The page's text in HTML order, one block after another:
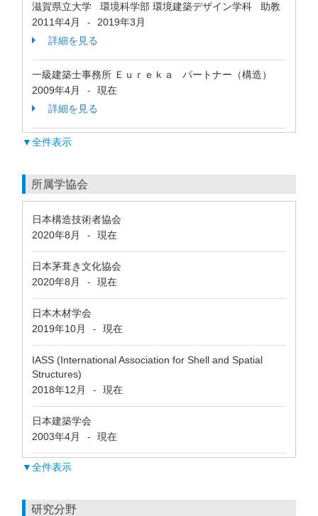
滋賀県立大学 環境科学部 環境建築デザイン学科 助教
2011年4月
-
2019年3月
詳細を見る
一級建築士事務所 Ｅｕｒｅｋａ パートナー（構造）
2009年4月
-
現在
詳細を見る
▼全件表示
所属学協会
日本構造技術者協会
2020年8月
- 現在
日本茅葺き文化協会
2020年8月
- 現在
日本木材学会
2019年10月
- 現在
IASS (International Association for Shell and Spatial
Structures)
2018年12月
- 現在
日本建築学会
2003年4月
- 現在
▼全件表示
研究分野